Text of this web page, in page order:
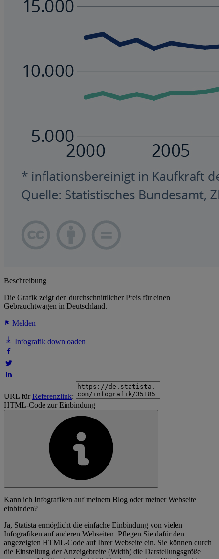
Beschreibung
Die Grafik zeigt den durchschnittlicher Preis für einen
Gebrauchtwagen in Deutschland.
Melden
Infografik downloaden
URL fürReferenzlink:
HTML-Code zur Einbindung
Kann ich Infografiken auf meinem Blog oder meiner Webseite
einbinden?
Ja, Statista ermöglicht die einfache Einbindung von vielen
Infografiken auf anderen Webseiten. Pflegen Sie dafür den
angezeigten HTML-Code auf Ihrer Webseite ein. Sie können durch
die Einstellung der Anzeigebreite (Width) die Darstellungsgröße